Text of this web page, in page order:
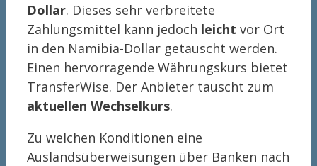
Dollar. Dieses sehr verbreitete
Zahlungsmittel kann jedoch leicht vor Ort
in den Namibia-Dollar getauscht werden.
Einen hervorragende Währungskurs bietet
TransferWise. Der Anbieter tauscht zum
aktuellen Wechselkurs.
Zu welchen Konditionen eine
Auslandsüberweisungen über Banken nach